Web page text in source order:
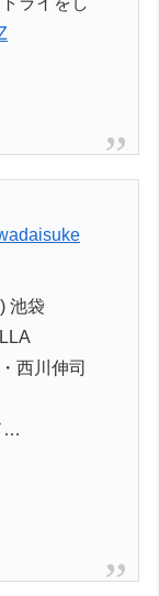
池袋
西川伸司
…